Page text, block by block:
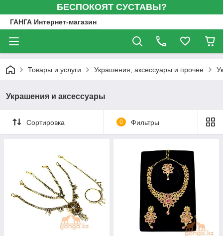
БЕСПОКОЯТ СУСТАВЫ?
ГАНГА Интернет-магазин
Товары и услуги Украшения, аксессуары и прочее
Украшения и аксессуары
Сортировка 0 Фильтры